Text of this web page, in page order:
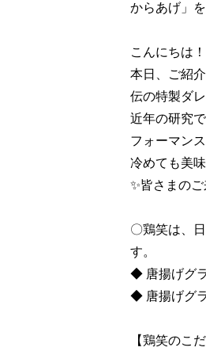
からあげ」
こんにちは
本日、ご紹
伝の特製ダ
近年の研究
フォーマン
冷めても美
✨皆さまの
〇鶏笑は、
す。
◆ 唐揚げグ
◆ 唐揚げグ
【鶏笑のこ